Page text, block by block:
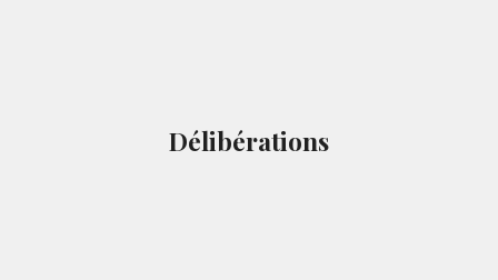
Délibérations